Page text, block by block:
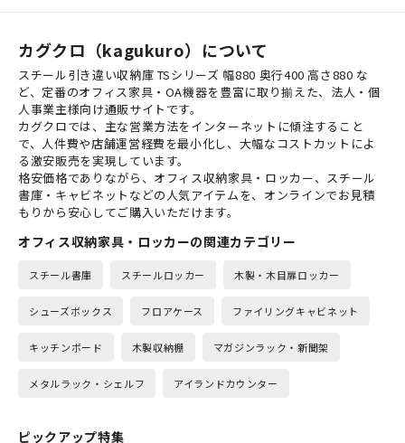
カグクロ（kagukuro）について
スチール引き違い収納庫 TSシリーズ 幅880 奥行400 高さ880 な
ど、定番のオフィス家具・OA機器を豊富に取り揃えた、法人・個
人事業主様向け通販サイトです。
カグクロでは、主な営業方法をインターネットに傾注すること
で、人件費や店舗運営経費を最小化し、大幅なコストカットによ
る激安販売を実現しています。
格安価格でありながら、オフィス収納家具・ロッカー、スチール
書庫・キャビネットなどの人気アイテムを、オンラインでお見積
もりから安心してご購入いただけます。
オフィス収納家具・ロッカーの関連カテゴリー
スチール書庫 スチールロッカー 木製・木目扉ロッカー
シューズボックス フロアケース ファイリングキャビネット
キッチンボード 木製収納棚 マガジンラック・新聞架
メタルラック・シェルフ アイランドカウンター
ピックアップ特集